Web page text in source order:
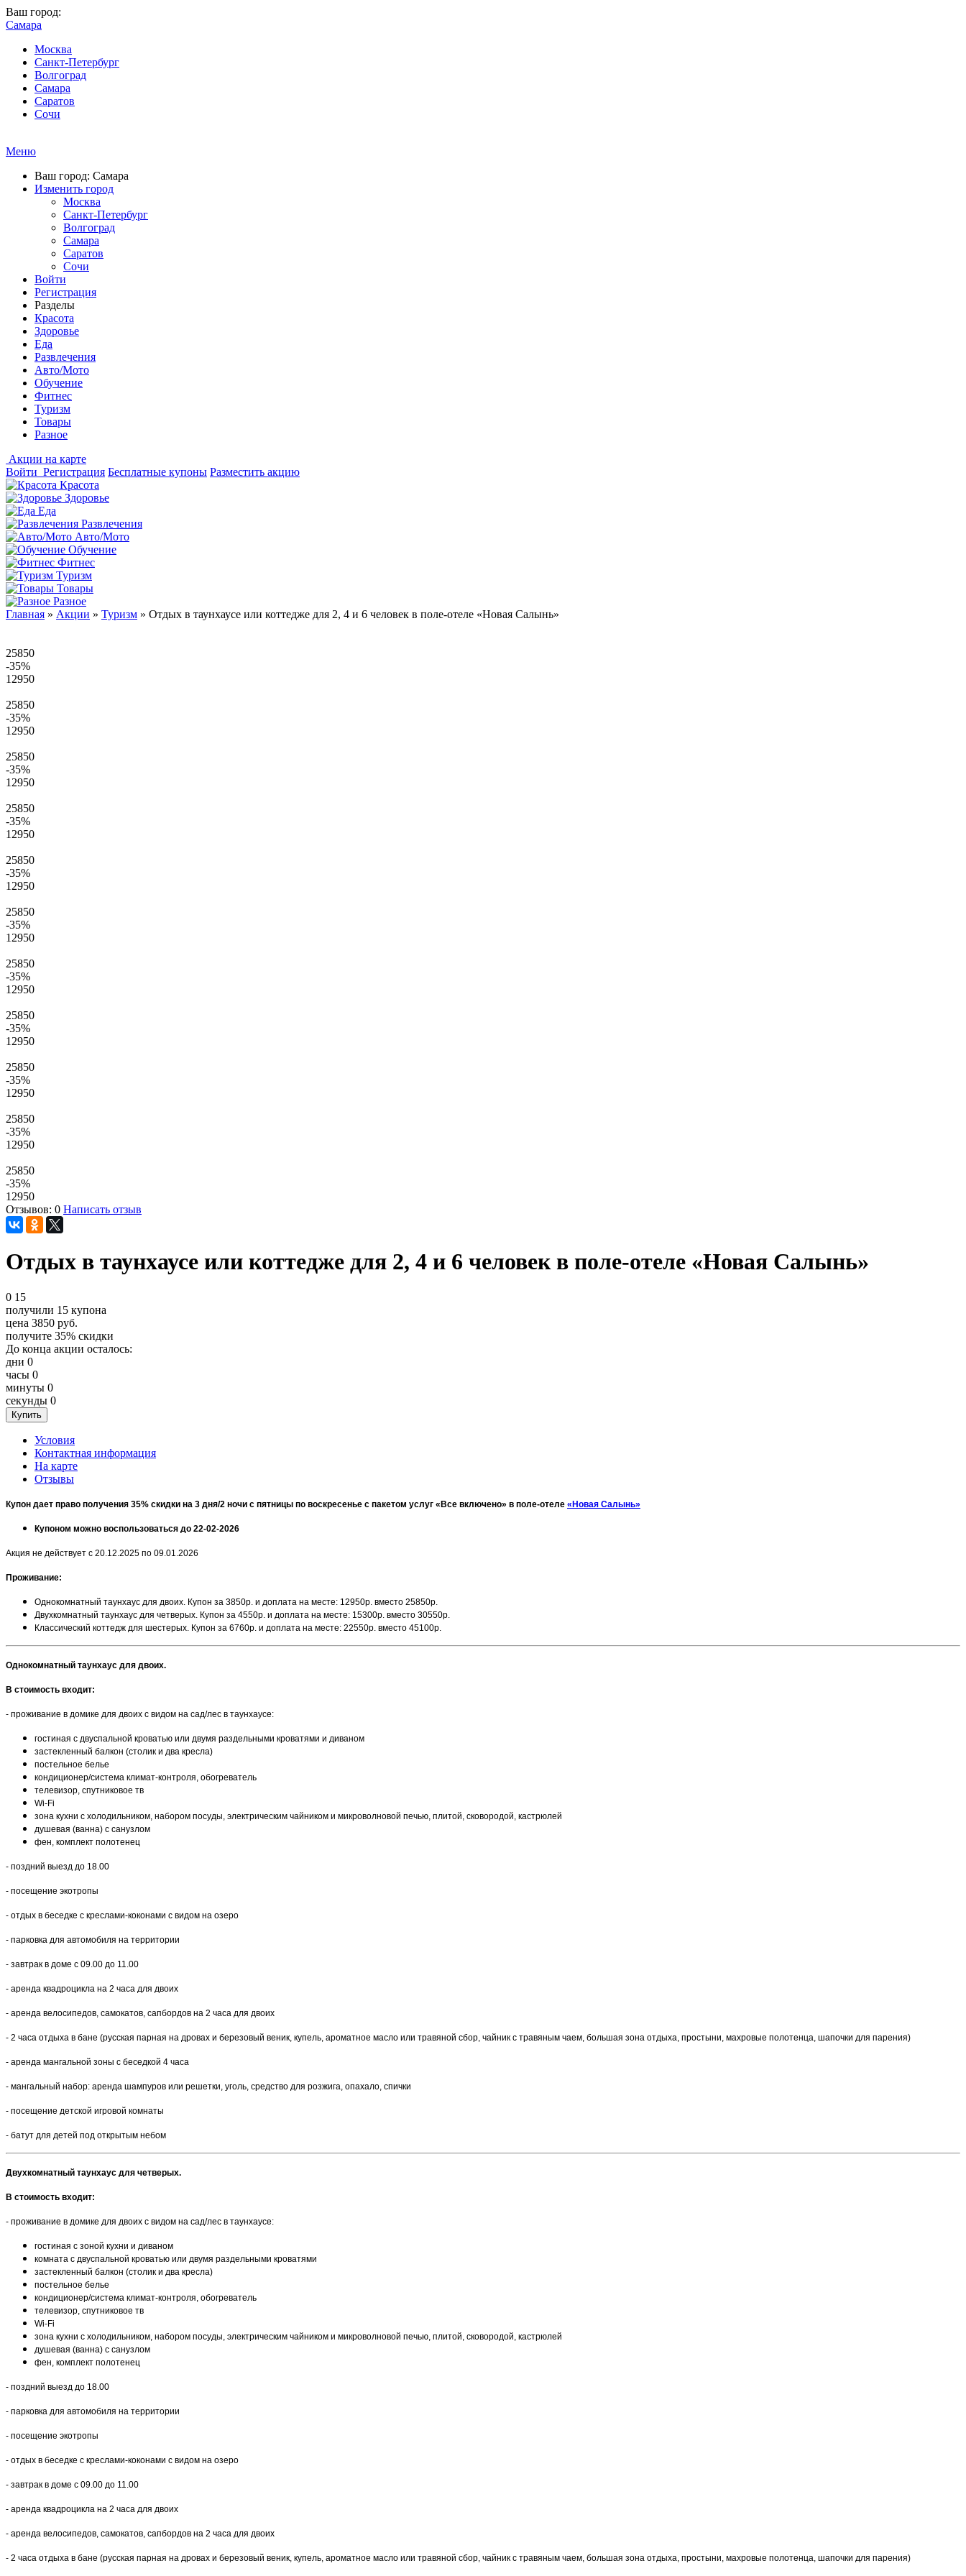
Ваш город:
Самара
Москва
Санкт-Петербург
Волгоград
Самара
Саратов
Сочи
Меню
Ваш город: Самара
Изменить город
Москва
Санкт-Петербург
Волгоград
Самара
Саратов
Сочи
Войти
Регистрация
Разделы
Красота
Здоровье
Еда
Развлечения
Авто/Мото
Обучение
Фитнес
Туризм
Товары
Разное
Акции на карте
Войти Регистрация Бесплатные купоны Разместить акцию
Красота
Здоровье
Еда
Развлечения
Авто/Мото
Обучение
Фитнес
Туризм
Товары
Разное
Главная » Акции » Туризм » Отдых в таунхаусе или коттедже для 2, 4 и 6 человек в поле-отеле «Новая Салынь»
25850
-35%
12950
25850
-35%
12950
25850
-35%
12950
25850
-35%
12950
25850
-35%
12950
25850
-35%
12950
25850
-35%
12950
25850
-35%
12950
25850
-35%
12950
25850
-35%
12950
25850
-35%
12950
Отзывов: 0 Написать отзыв
Отдых в таунхаусе или коттедже для 2, 4 и 6 человек в поле-отеле «Новая Салынь»
0 15
получили 15 купона
цена 3850 руб.
получите 35% скидки
До конца акции осталось:
дни 0
часы 0
минуты 0
секунды 0
Условия
Контактная информация
На карте
Отзывы
Купон дает право получения 35% скидки на 3 дня/2 ночи с пятницы по воскресенье с пакетом услуг «Все включено» в поле-отеле «Новая Салынь»
Купоном можно воспользоваться до 22-02-2026
Акция не действует с 20.12.2025 по 09.01.2026
Проживание:
Однокомнатный таунхаус для двоих. Купон за 3850р. и доплата на месте: 12950р. вместо 25850р.
Двухкомнатный таунхаус для четверых. Купон за 4550р. и доплата на месте: 15300р. вместо 30550р.
Классический коттедж для шестерых. Купон за 6760р. и доплата на месте: 22550р. вместо 45100р.
Однокомнатный таунхаус для двоих.
В стоимость входит:
- проживание в домике для двоих с видом на сад/лес в таунхаусе:
гостиная с двуспальной кроватью или двумя раздельными кроватями и диваном
застекленный балкон (столик и два кресла)
постельное белье
кондиционер/система климат-контроля, обогреватель
телевизор, спутниковое тв
Wi-Fi
зона кухни с холодильником, набором посуды, электрическим чайником и микроволновой печью, плитой, сковородой, кастрюлей
душевая (ванна) с санузлом
фен, комплект полотенец
- поздний выезд до 18.00
- посещение экотропы
- отдых в беседке с креслами-коконами с видом на озеро
- парковка для автомобиля на территории
- завтрак в доме с 09.00 до 11.00
- аренда квадроцикла на 2 часа для двоих
- аренда велосипедов, самокатов, сапбордов на 2 часа для двоих
- 2 часа отдыха в бане (русская парная на дровах и березовый веник, купель, ароматное масло или травяной сбор, чайник с травяным чаем, большая зона отдыха, простыни, махровые полотенца, шапочки для парения)
- аренда мангальной зоны с беседкой 4 часа
- мангальный набор: аренда шампуров или решетки, уголь, средство для розжига, опахало, спички
- посещение детской игровой комнаты
- батут для детей под открытым небом
Двухкомнатный таунхаус для четверых.
В стоимость входит:
- проживание в домике для двоих с видом на сад/лес в таунхаусе:
гостиная с зоной кухни и диваном
комната с двуспальной кроватью или двумя раздельными кроватями
застекленный балкон (столик и два кресла)
постельное белье
кондиционер/система климат-контроля, обогреватель
телевизор, спутниковое тв
Wi-Fi
зона кухни с холодильником, набором посуды, электрическим чайником и микроволновой печью, плитой, сковородой, кастрюлей
душевая (ванна) с санузлом
фен, комплект полотенец
- поздний выезд до 18.00
- парковка для автомобиля на территории
- посещение экотропы
- отдых в беседке с креслами-коконами с видом на озеро
- завтрак в доме с 09.00 до 11.00
- аренда квадроцикла на 2 часа для двоих
- аренда велосипедов, самокатов, сапбордов на 2 часа для двоих
- 2 часа отдыха в бане (русская парная на дровах и березовый веник, купель, ароматное масло или травяной сбор, чайник с травяным чаем, большая зона отдыха, простыни, махровые полотенца, шапочки для парения)